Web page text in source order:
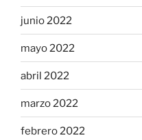
junio 2022
mayo 2022
abril 2022
marzo 2022
febrero 2022